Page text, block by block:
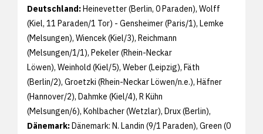
Deutschland:Heinevetter (Berlin, 0 Paraden), Wolff
(Kiel, 11 Paraden/1 Tor) - Gensheimer (Paris/1), Lemke
(Melsungen), Wiencek (Kiel/3), Reichmann
(Melsungen/1/1), Pekeler (Rhein-Neckar
Löwen), Weinhold (Kiel/5), Weber (Leipzig), Fäth
(Berlin/2), Groetzki (Rhein-Neckar Löwen/n.e.), Häfner
(Hannover/2), Dahmke (Kiel/4), R Kühn
(Melsungen/6), Kohlbacher (Wetzlar), Drux (Berlin),
Dänemark:Dänemark: N. Landin (9/1 Paraden), Green (0